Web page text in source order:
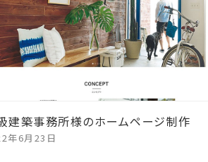
建築事務所様のホームページ制作
年6月23日